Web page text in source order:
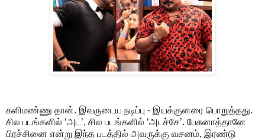
களிமண்ணு தான். இவருடைய நடிப்பு - இயக்குனரை பொறுத்தது.
சில படங்களில் ‘அட’, சில படங்களில் ‘அடச்சே’. பேசுனாத்தானே
பிரச்சினை என்று இந்த படத்தில் அவருக்கு வசனம், இரண்டு